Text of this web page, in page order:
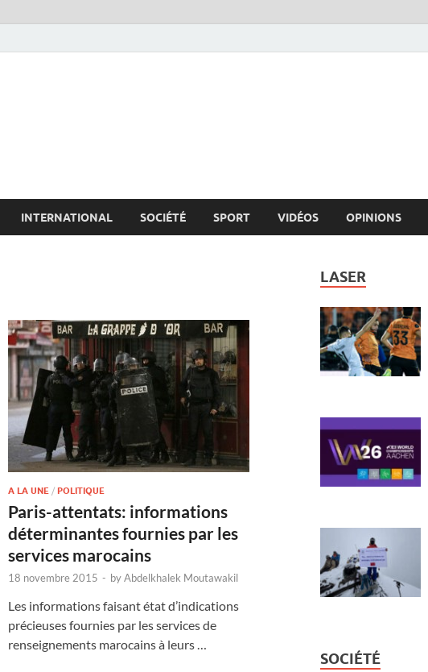
INTERNATIONAL SOCIÉTÉ SPORT VIDÉOS OPINIONS
A LA UNE / POLITIQUE
Paris-attentats: informations
déterminantes fournies par les
services marocains
18 novembre 2015 - byAbdelkhalek Moutawakil
Les informations faisant état d’indications
précieuses fournies par les services de
renseignements marocains à leurs …
LASER
SOCIÉTÉ